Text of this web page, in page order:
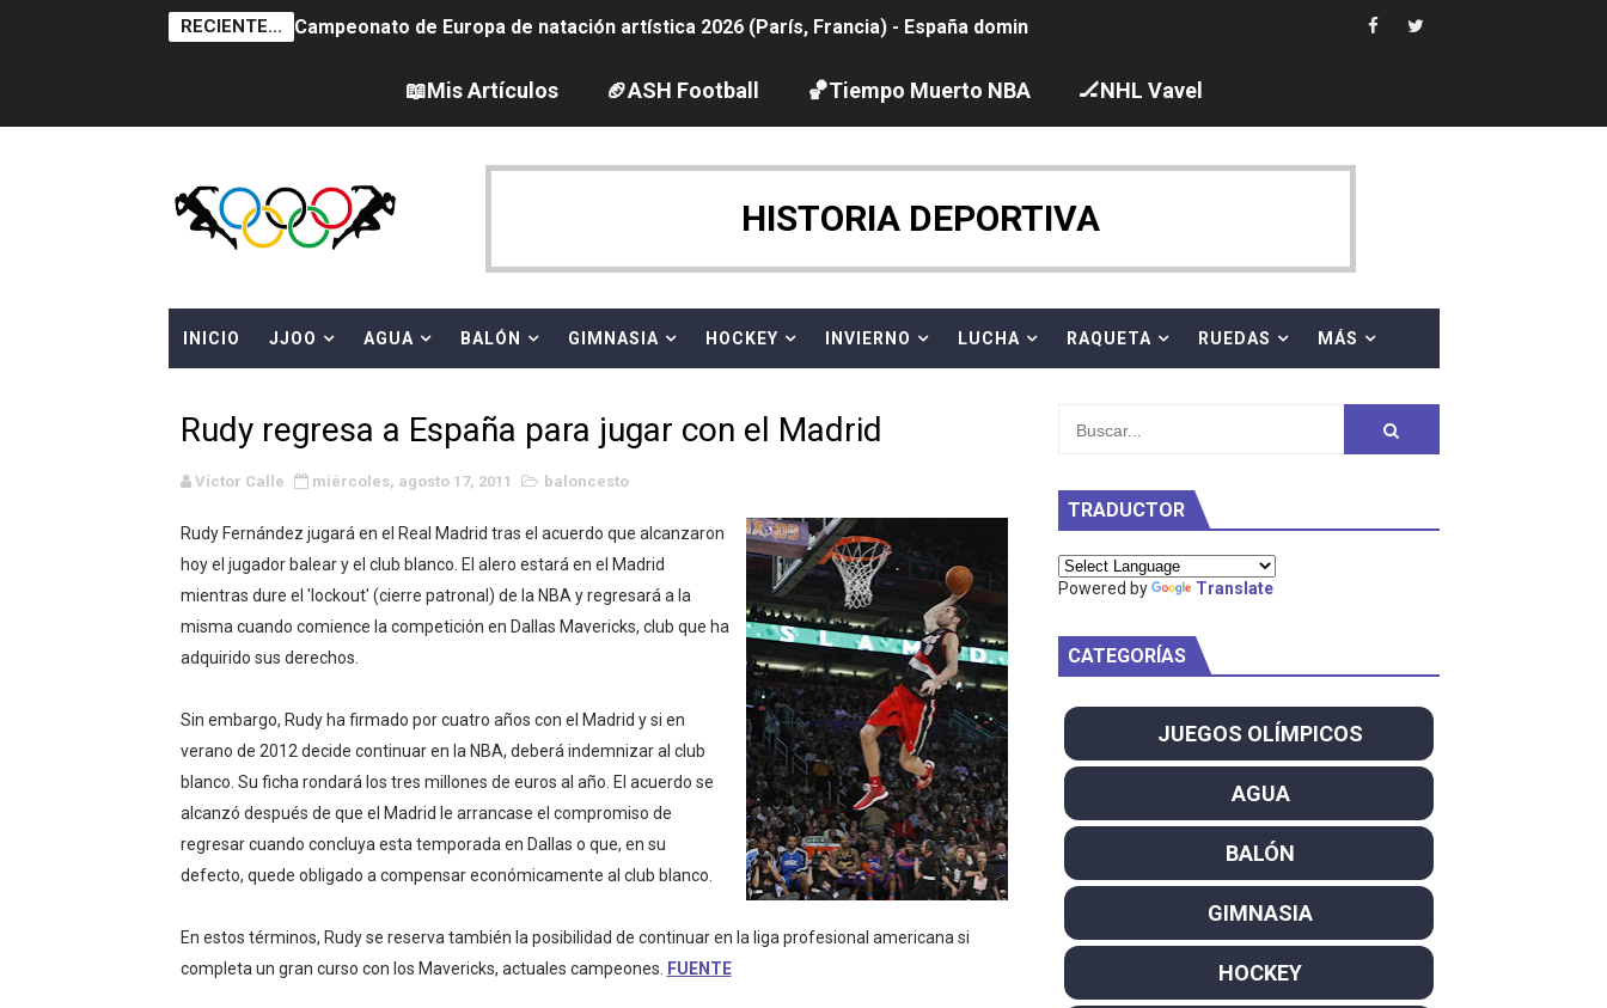
RECIENTE... Campeonato de Europa de natación artística 2026 (París, Francia) - España domina junto al equipo neutral ruso, llevándose 8 medallas, seis para
AEW - Adam Page con Brodido desbancan una semana después a The Demand por tríos en el Grand Slam Mexico
Tour de Francia femenino 2026 - Etapa 5
Women's Pro Baseball League 2026
Campeonato de Europa en aguas abiertas 2026 (París, Francia) - Dobletes de Wellbrock y Taddeucci. Ángela Martínez 5ª en 10km
WWE NXT - Myles Borne y Tavion Heights ponen fin al reinado por parejas de The Vanity Project
Canadian Football League 2026 - Week 10
EFA y AFLE 2026 - Regular season
Grandes éxitos por fin para Chelsea Green, Chad Gable y Baron Corbin en SummerSlam
Campeonato de Europa de MTB 2026 (Monteceneri, Suiza) - Charlie Aldridge y Sina Frei dominan el Europeo
Campeonato de Europa de remo 2026 (Varese, Italia) - Rumanía, Alemania y Gran Bretaña se reparten el botín y Caetano Horta y Rodrigo Conde
Mundial de lacrosse femenino 2026 (Tokio, Japón) - Estados Unidos invencibles, ya son decacampeonas y quinto oro consecutivo
Máxima celebración en el último Impact! con Jason Hotch como nuevo TNA International Champion
Mundial de esgrima 2026 (Hong Kong) - La delegación italiana arrasa con 4 oros y 4 platas
Raquel Rodriguez es la nueva monarca Intercontinental, su primer título individual en WWE
📖Mis Artículos 🏈ASH Football 🏀Tiempo Muerto NBA 🏒NHL Vavel
HISTORIA DEPORTIVA
INICIO JJOO AGUA BALÓN GIMNASIA HOCKEY INVIERNO LUCHA RAQUETA RUEDAS MÁS
Rudy regresa a España para jugar con el Madrid
Víctor Calle miércoles, agosto 17, 2011 baloncesto
Rudy Fernández jugará en el Real Madrid tras el acuerdo que alcanzaron
hoy el jugador balear y el club blanco. El alero estará en el Madrid
mientras dure el 'lockout' (cierre patronal) de la NBA y regresará a la
misma cuando comience la competición en Dallas Mavericks, club que ha
adquirido sus derechos.
Sin embargo, Rudy ha firmado por cuatro años con el Madrid y si en
verano de 2012 decide continuar en la NBA, deberá indemnizar al club
blanco. Su ficha rondará los tres millones de euros al año. El acuerdo se
alcanzó después de que el Madrid le arrancase el compromiso de
regresar cuando concluya esta temporada en Dallas o que, en su
defecto, quede obligado a compensar económicamente al club blanco.
En estos términos, Rudy se reserva también la posibilidad de continuar en la liga profesional americana si
completa un gran curso con los Mavericks, actuales campeones.
FUENTE
TRADUCTOR
Powered by Translate
CATEGORÍAS
JUEGOS OLÍMPICOS
AGUA
BALÓN
GIMNASIA
HOCKEY